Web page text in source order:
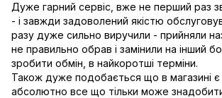
Дуже гарний сервіс, вже не перший раз
- і завжди задоволений якістю
разу дуже сильно виручили - прийняли
не правильно обрав і замінили на інший
зробити обмін, в найкоротші терміни.
Також дуже подобається що в магазині
абсолютно все що тільки може